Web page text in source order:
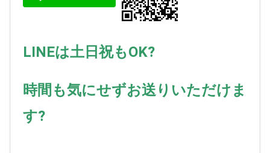
LINEは土日祝もOK?
時間も気にせずお送りいただけま
す?